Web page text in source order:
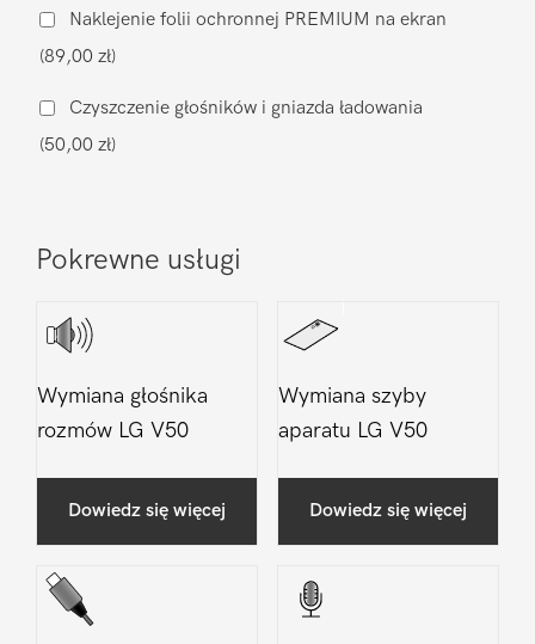
V50
Naklejenie folii ochronnej PREMIUM na ekran
(89,00 zł)
Czyszczenie głośników i gniazda ładowania
(50,00 zł)
Pokrewne usługi
Wymiana głośnika
rozmów LG V50
Dowiedz się więcej
Wymiana szyby
aparatu LG V50
Dowiedz się więcej